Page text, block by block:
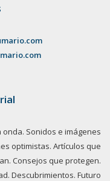
Sonidos e imágenes
optimistas. Artículos que
Consejos que protegen.
Descubrimientos. Futuro